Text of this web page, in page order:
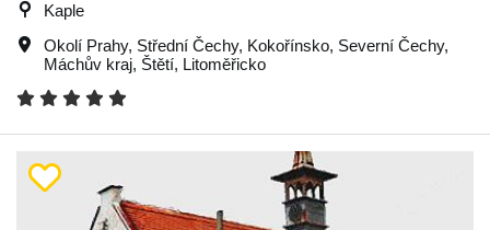
Kaple
Okolí Prahy, Střední Čechy, Kokořínsko, Severní Čechy,
Máchův kraj, Štětí, Litoměřicko